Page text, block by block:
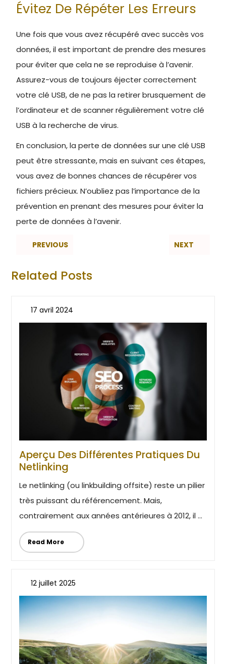
Évitez De Répéter Les Erreurs
Une fois que vous avez récupéré avec succès vos
données, il est important de prendre des mesures
pour éviter que cela ne se reproduise à l’avenir.
Assurez-vous de toujours éjecter correctement
votre clé USB, de ne pas la retirer brusquement de
l’ordinateur et de scanner régulièrement votre clé
USB à la recherche de virus.
En conclusion, la perte de données sur une clé USB
peut être stressante, mais en suivant ces étapes,
vous avez de bonnes chances de récupérer vos
fichiers précieux. N’oubliez pas l’importance de la
prévention en prenant des mesures pour éviter la
perte de données à l’avenir.
PREVIOUS NEXT
Related Posts
17 avril 2024
Aperçu Des Différentes Pratiques Du
Netlinking
Le netlinking (ou linkbuilding offsite) reste un pilier
très puissant du référencement. Mais,
contrairement aux années antérieures à 2012, il ...
Read More
12 juillet 2025